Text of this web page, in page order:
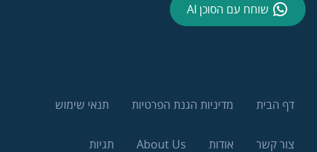
שוחח עם הסוכן AI
דף הבית מדיניות הגנת הפרטיות תנאי שימוש
צור קשר אודות About Us תגיות